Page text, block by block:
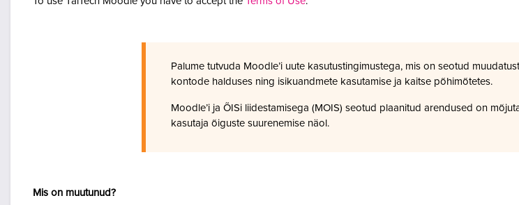
Palume tutvuda Moodle’i uute kasutustingimustega, mis on seotud
kontode halduses ning isikuandmete kasutamise ja kaitse põhimõtetes.
Moodle’i ja ÕISi liidestamisega (MOIS) seotud plaanitud arendused on
kasutaja õiguste suurenemise näol.
Mis on muutunud?